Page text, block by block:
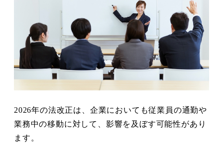
2026年の法改正は、企業においても従業員の通勤や
業務中の移動に対して、影響を及ぼす可能性があり
ます。